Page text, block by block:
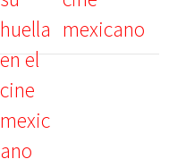
mexicano